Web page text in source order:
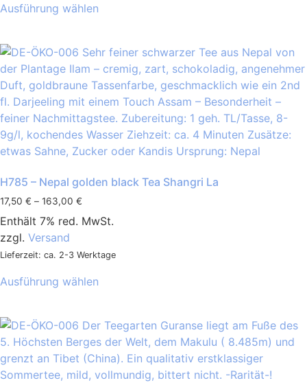
Ausführung wählen
H785 – Nepal golden black Tea Shangri La
17,50 € – 163,00 €
Enthält 7% red. MwSt.
zzgl. Versand
Lieferzeit: ca. 2-3 Werktage
Ausführung wählen